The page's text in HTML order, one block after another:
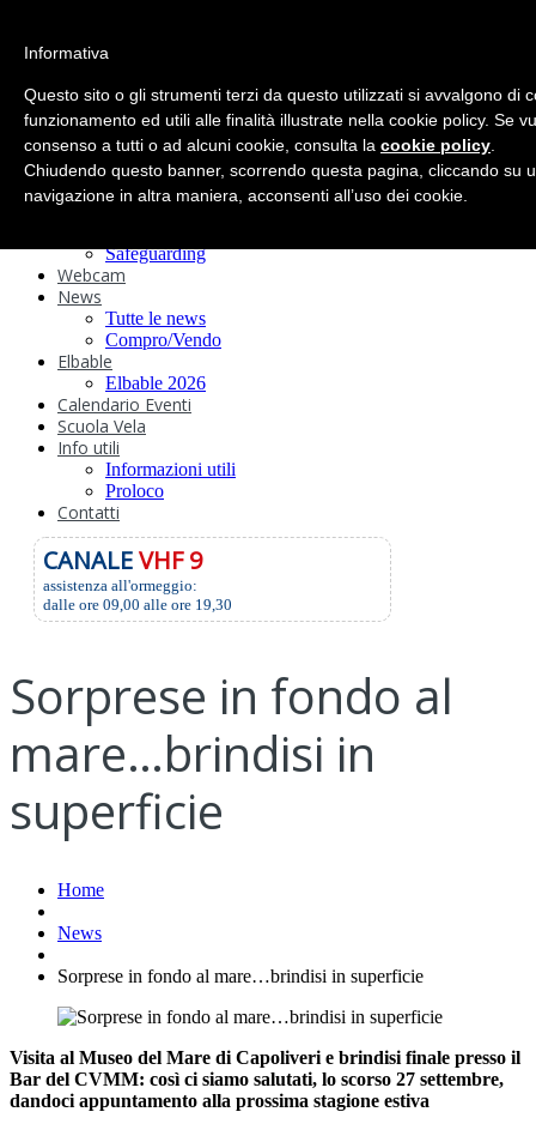
Circolo
Statuto e
Regolamenti
Storia
Ormeggi
Safeguarding
Webcam
News
Tutte le news
Compro/Vendo
Elbable
Elbable 2026
Calendario Eventi
Scuola Vela
Info utili
Informazioni utili
Proloco
Contatti
CANALEVHF 9
assistenza all'ormeggio:
dalle ore 09,00 alle ore 19,30
Sorprese in fondo al
mare…brindisi in
superficie
Home
News
Sorprese in fondo al mare…brindisi in superficie
Visita al Museo del Mare di Capoliveri e brindisi finale presso il
Bar del CVMM: così ci siamo salutati, lo scorso 27 settembre,
dandoci appuntamento alla prossima stagione estiva
Informativa
Questo sito o gli strumenti terzi da questo utilizzati si avvalgono di
funzionamento ed utili alle finalità illustrate nella cookie policy. Se
consenso a tutti o ad alcuni cookie, consulta la cookie policy
Chiudendo questo banner, scorrendo questa pagina, cliccando su
navigazione in altra maniera, acconsenti all’uso dei cookie.